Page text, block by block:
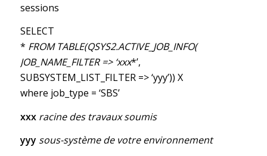
sessions
SELECT
* FROM TABLE(QSYS2.ACTIVE_JOB_INFO(
JOB_NAME_FILTER => ‘xxx*’,
SUBSYSTEM_LIST_FILTER => ‘yyy’)) X
where job_type = ‘SBS’
xxx racine des travaux soumis
yyy sous-système de votre environnement